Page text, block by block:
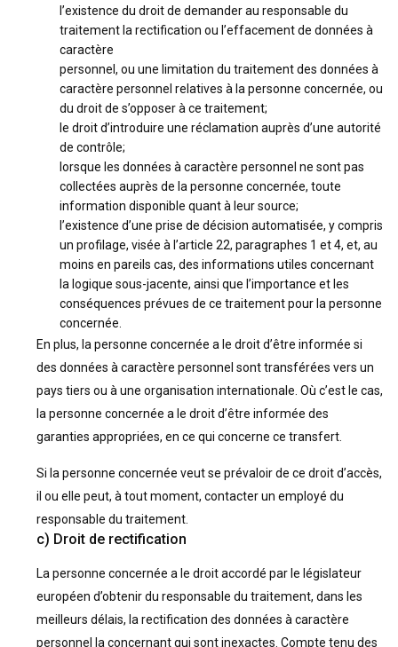
l’existence du droit de demander au responsable du
traitement la rectification ou l’effacement de données à
caractère
personnel, ou une limitation du traitement des données à
caractère personnel relatives à la personne concernée, ou
du droit de s’opposer à ce traitement;
le droit d’introduire une réclamation auprès d’une autorité
de contrôle;
lorsque les données à caractère personnel ne sont pas
collectées auprès de la personne concernée, toute
information disponible quant à leur source;
l’existence d’une prise de décision automatisée, y compris
un profilage, visée à l’article 22, paragraphes 1 et 4, et, au
moins en pareils cas, des informations utiles concernant
la logique sous-jacente, ainsi que l’importance et les
conséquences prévues de ce traitement pour la personne
concernée.
En plus, la personne concernée a le droit d’être informée si
des données à caractère personnel sont transférées vers un
pays tiers ou à une organisation internationale. Où c’est le cas,
la personne concernée a le droit d’être informée des
garanties appropriées, en ce qui concerne ce transfert.
Si la personne concernée veut se prévaloir de ce droit d’accès,
il ou elle peut, à tout moment, contacter un employé du
responsable du traitement.
c) Droit de rectification
La personne concernée a le droit accordé par le législateur
européen d’obtenir du responsable du traitement, dans les
meilleurs délais, la rectification des données à caractère
personnel la concernant qui sont inexactes. Compte tenu des